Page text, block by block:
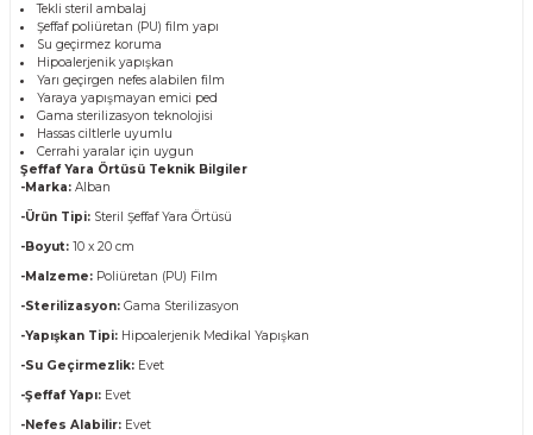
Tekli steril ambalaj
Şeffaf poliüretan (PU) film yapı
Su geçirmez koruma
Hipoalerjenik yapışkan
Yarı geçirgen nefes alabilen film
Yaraya yapışmayan emici ped
Gama sterilizasyon teknolojisi
Hassas ciltlerle uyumlu
Cerrahi yaralar için uygun
Şeffaf Yara Örtüsü Teknik Bilgiler
-Marka: Alban
-Ürün Tipi: Steril Şeffaf Yara Örtüsü
-Boyut: 10 x 20 cm
-Malzeme: Poliüretan (PU) Film
-Sterilizasyon: Gama Sterilizasyon
-Yapışkan Tipi: Hipoalerjenik Medikal Yapışkan
-Su Geçirmezlik: Evet
-Şeffaf Yapı: Evet
-Nefes Alabilir: Evet